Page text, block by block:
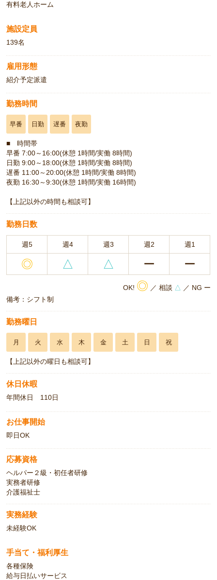
有料老人ホーム
施設定員
139名
雇用形態
紹介予定派遣
勤務時間
早番 日勤 遅番 夜勤
■ 時間帯
早番 7:00～16:00(休憩 1時間/実働 8時間)
日勤 9:00～18:00(休憩 1時間/実働 8時間)
遅番 11:00～20:00(休憩 1時間/実働 8時間)
夜勤 16:30～9:30(休憩 1時間/実働 16時間)
【上記以外の時間も相談可】
勤務日数
週5 週4 週3 週2 週1
◎ △ △ ー ー
OK! ◎ ／ 相談 △ ／ NG ー
備考：シフト制
勤務曜日
月 火 水 木 金 土 日 祝
【上記以外の曜日も相談可】
休日休暇
年間休日 110日
お仕事開始
即日OK
応募資格
ヘルパー２級・初任者研修
実務者研修
介護福祉士
実務経験
未経験OK
手当て・福利厚生
各種保険
給与日払いサービス